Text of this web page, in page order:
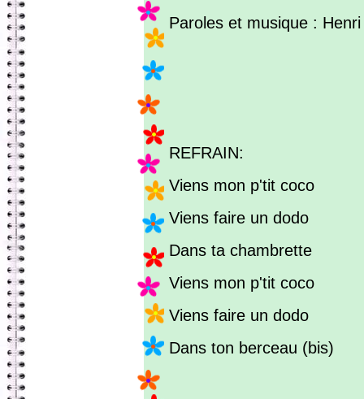
Paroles et musique :
REFRAIN:
Viens mon p'tit coco
Viens faire un dodo
Dans ta chambrette
Viens mon p'tit coco
Viens faire un dodo
Dans ton berceau (bis)